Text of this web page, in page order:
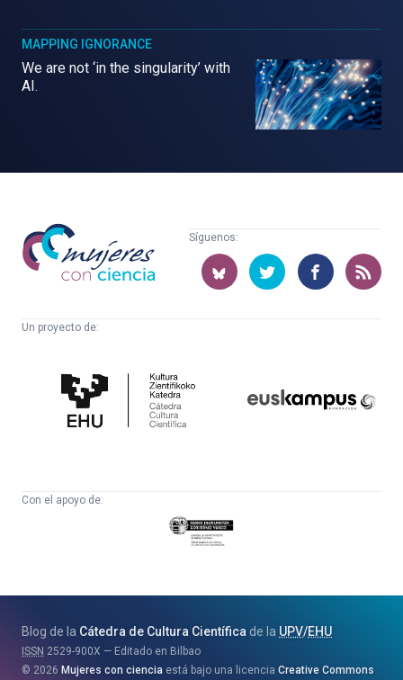
MAPPING IGNORANCE
We are not ‘in the singularity’ with
AI.
Mujeres
con
ciencia
Síguenos:
Un proyecto de:
Cultura
Científica
Con el apoyo de:
Eusko
Jaurlaritza
eta
Berrikuntza
Saila
Blog de la Cátedra de Cultura Científica de la UPV/EHU
ISSN 2529-900X
Editado en Bilbao
2026 Mujeres con ciencia está bajo una licencia Creative Commons